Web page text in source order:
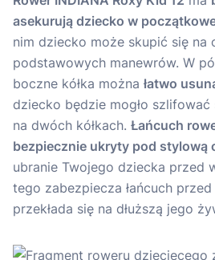
asekurują dziecko w
nim dziecko może skupić się na
podstawowych manewrów. W
boczne kółka można łatwo
dziecko będzie mogło szlifować
na dwóch kółkach. Łańcuch
bezpiecznie ukryty pod stylową
ubranie Twojego dziecka przed
tego zabezpiecza łańcuch
przekłada się na dłuższą jego